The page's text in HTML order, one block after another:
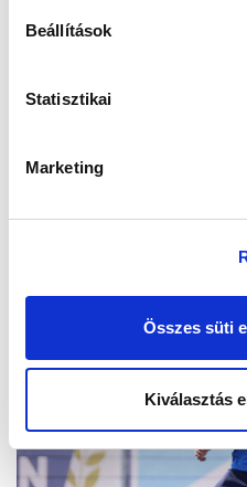
Beállítások
Statisztikai
Marketing
Összes süti
Kiválasztás